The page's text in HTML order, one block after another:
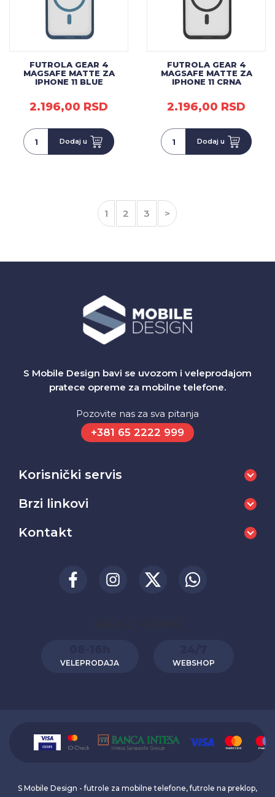
FUTROLA GEAR 4
MAGSAFE MATTE ZA
IPHONE 11 BLUE
2.196,00 RSD
Dodaj u
FUTROLA GEAR 4
MAGSAFE MATTE ZA
IPHONE 11 CRNA
2.196,00 RSD
Dodaj u
1 2 3 >
S Mobile Design bavi se uvozom i veleprodajom
pratece opreme za mobilne telefone.
Pozovite nas za sva pitanja
+381 65 2222 999
Korisnički servis
Brzi linkovi
Kontakt
RADNO VREME:
VELEPRODAJA WEBSHOP
S Mobile Design - futrole za mobilne telefone, futrole na preklop,